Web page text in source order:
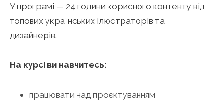
У програмі — 24 години корисного контенту від
топових українських ілюстраторів та
дизайнерів.
На курсі ви навчитесь:
працювати над проєктуванням